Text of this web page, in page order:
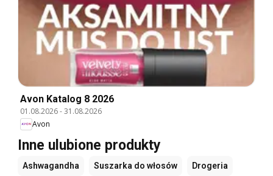
Avon Katalog 8 2026
01.08.2026-31.08.2026
Avon
Inne ulubione produkty
Ashwagandha Suszarka do włosów Drogeria